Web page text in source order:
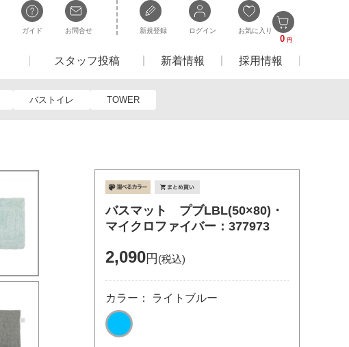
ガイド お問合せ 新規登録 ログイン お気に入り
0 円
スタッフ投稿 新着情報 採用情報
バストイレ TOWER
バスマット プブLBL(50×80)・
マイクロファイバー：377973
2,090円 (税込)
カラー： ライトブルー